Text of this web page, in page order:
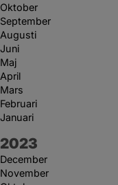
Oktober
September
Augusti
Juni
Maj
April
Mars
Februari
Januari
År:
2023
December
November